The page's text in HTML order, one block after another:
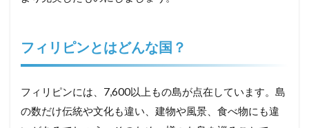
フィリピンとはどんな国？
フィリピンには、7,600以上もの島が点在しています。島
の数だけ伝統や文化も違い、建物や風景、食べ物にも違